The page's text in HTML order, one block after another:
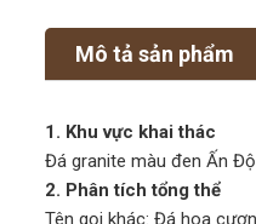
Mô tả sản phẩm
1. Khu vực khai thác
Đá granite màu đen Ấn
2. Phân tích tổng thể
Tên gọi khác: Đá hoa